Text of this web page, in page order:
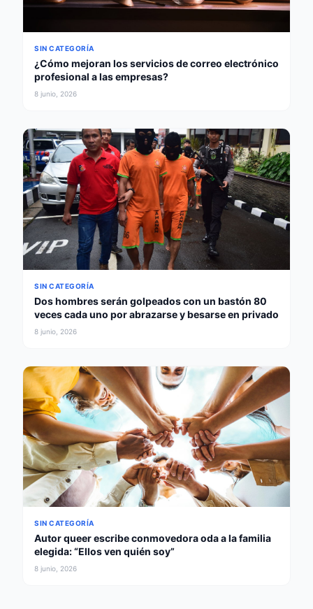
SIN CATEGORÍA
¿Cómo mejoran los servicios de correo electrónico
profesional a las empresas?
8 junio, 2026
SIN CATEGORÍA
Dos hombres serán golpeados con un bastón 80
veces cada uno por abrazarse y besarse en privado
8 junio, 2026
SIN CATEGORÍA
Autor queer escribe conmovedora oda a la familia
elegida: “Ellos ven quién soy”
8 junio, 2026